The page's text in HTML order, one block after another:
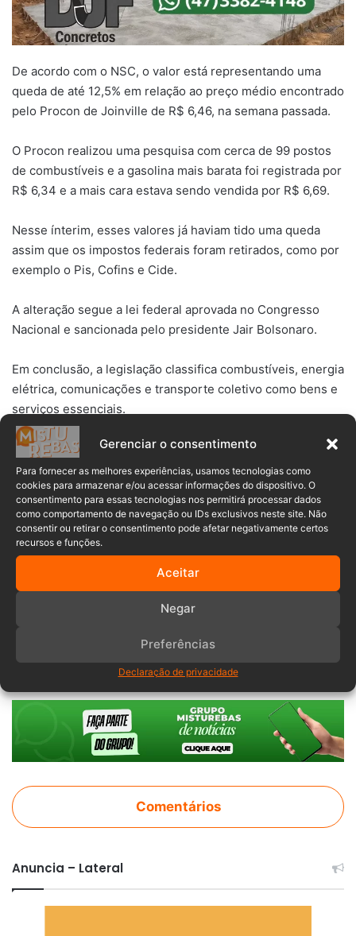
Gerenciar o consentimento
Para fornecer as melhores experiências, usamos tecnologias como
cookies para armazenar e/ou acessar informações do dispositivo. O
consentimento para essas tecnologias nos permitirá processar dados
como comportamento de navegação ou IDs exclusivos neste site. Não
consentir ou retirar o consentimento pode afetar negativamente certos
recursos e funções.
Aceitar
Negar
Preferências
Declaração de privacidade
De acordo com o NSC, o valor está representando uma
queda de até 12,5% em relação ao preço médio encontrado
pelo Procon de Joinville de R$ 6,46, na semana passada.
O Procon realizou uma pesquisa com cerca de 99 postos
de combustíveis e a gasolina mais barata foi registrada por
R$ 6,34 e a mais cara estava sendo vendida por R$ 6,69.
Nesse ínterim, esses valores já haviam tido uma queda
assim que os impostos federais foram retirados, como por
exemplo o Pis, Cofins e Cide.
A alteração segue a lei federal aprovada no Congresso
Nacional e sancionada pelo presidente Jair Bolsonaro.
Em conclusão, a legislação classifica combustíveis, energia
elétrica, comunicações e transporte coletivo como bens e
serviços essenciais.
Por fim, a alíquota do ICMS não pode ser superior a 17%.
Informações: NSC TOTAL
combustível
Joinville
Queda de valores Santa Catarina
Comentários
Anuncia – Lateral